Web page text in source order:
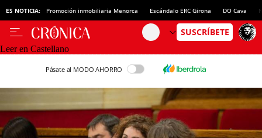
ES NOTICIA: Promoción inmobiliaria Menorca Escándalo ERC Girona DO Cava
Leer en Castellano
Pásate al MODO AHORRO